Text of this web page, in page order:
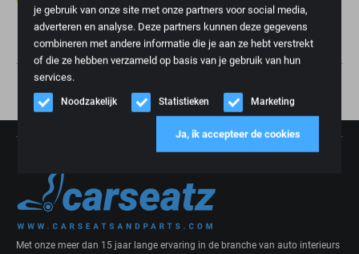
je gebruik van onze site met onze partners voor social media,
adverteren en analyse. Deze partners kunnen deze gegevens
combineren met andere informatie die je aan ze hebt verstrekt
of die ze hebben verzameld op basis van je gebruik van hun
services.
Noodzakelijk Statistieken Marketing
Ja, ik accepteer de cookies
Schrijf review
Met onze meer dan 15 jaar lange ervaring in de branche van auto interieurs